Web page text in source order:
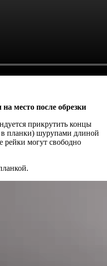
место после обрезки
прикрутить концы
в планки) шурупами длиной
рейки могут свободно